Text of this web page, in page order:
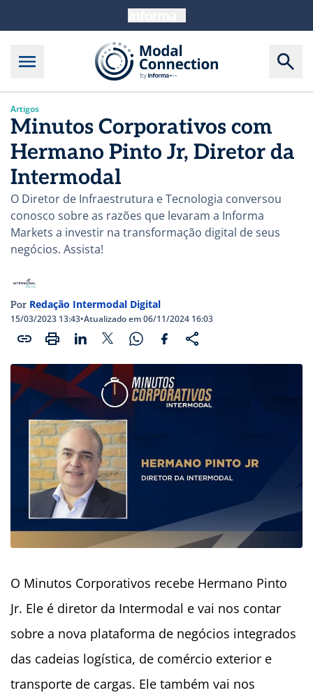
Artigos
Minutos Corporativos com
Hermano Pinto Jr, Diretor da
Intermodal
O Diretor de Infraestrutura e Tecnologia conversou
conosco sobre as razões que levaram a Informa
Markets a investir na transformação digital de seus
negócios. Assista!
Por Redação Intermodal Digital
15/03/2023 13:43•Atualizado em 06/11/2024 16:03
O Minutos Corporativos recebe Hermano Pinto
Jr. Ele é diretor da Intermodal e vai nos contar
sobre a nova plataforma de negócios integrados
das cadeias logística, de comércio exterior e
transporte de cargas. Ele também vai nos